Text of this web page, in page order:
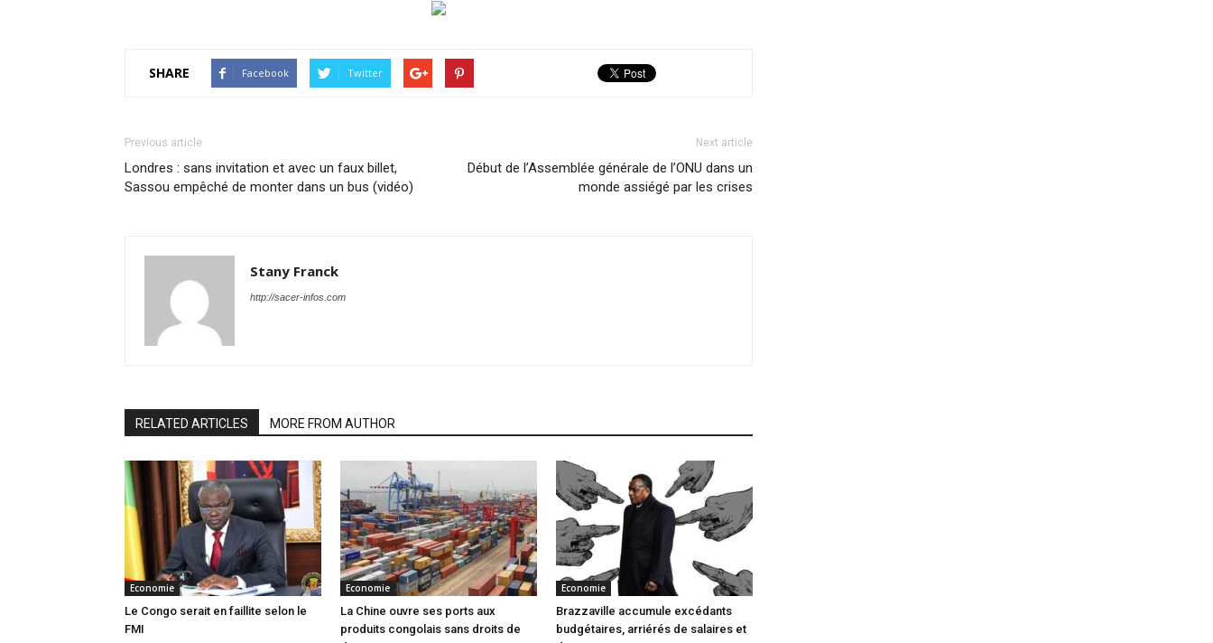
SHARE Facebook Twitter
Previous article
Londres : sans invitation et avec un faux billet,
Sassou empêché de monter dans un bus (vidéo)
Next article
Début de l’Assemblée générale de l’ONU dans un
monde assiégé par les crises
Stany Franck
http://sacer-infos.com
RELATED ARTICLES MORE FROM AUTHOR
Economie
Le Congo serait en faillite selon le
FMI
Economie
La Chine ouvre ses ports aux
produits congolais sans droits de
Economie
Brazzaville accumule excédants
budgétaires, arriérés de salaires et